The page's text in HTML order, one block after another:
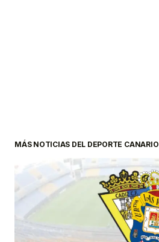
MÁS NOTICIAS DEL DEPORTE CANARIO